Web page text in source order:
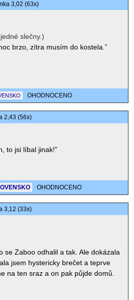
3,02 (63x)
slečny.)
brzo, zítra musím do kostela.”
OHODNOCENO
2,43 (56x)
to jsi líbal jinak!”
OHODNOCENO
3,12 (33x)
se Zaboo odhalil a tak. Ale dokázala
jsem hystericky brečet a teprve
na ten sraz a on pak půjde domů.